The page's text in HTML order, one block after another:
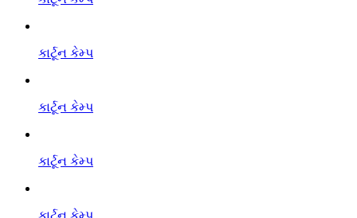
કાર્ટૂન કેમ્પ
કાર્ટૂન કેમ્પ
કાર્ટૂન કેમ્પ
કાર્ટૂન કેમ્પ